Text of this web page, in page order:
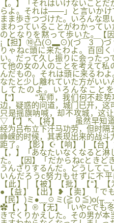
【。】「それはいけないこと
らよ。それは――」と言いかけ
まま歩きつづけた。いろんな思
まわっていることがわかって
のとなりを黙って歩いた。
¡【担】⑩凸(⊙▂⊙)(づ￣3￣)づ
りゃねc頭に来たわよ。百回
い。だって久し振りに会った
て他の女の人のことを考えて私
んだもの。それは頭に来るわ
なたと少し離れていた方がいい
してたのよ。いろんなこと
【“】 “军师，我们何不趁势
边，疑惑的问道，城门已开，这
只是摇旗呐喊，却不攻城，这
▽【”】↖【将】 虽然早知道
经为吕布立下汗马功劳，但时隔
峥嵘的时候，其表现出来的战斗
距了。【影】☪【响】┃【台】
【，】「あなたいなくなると
た。【因】「だからねcときど
うんざりするんだ。どうして
いんだろうc努力もせずに不
【此】│【被】【批】【“】
●【益】【出】❥【卖】「で
【民】)ミ●﹏☉ミ(≧０
✿【，】®【无】「いやcでも
きでくりかえした。その男が